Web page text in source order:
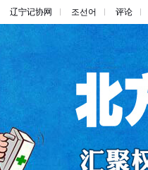
辽宁记协网 조선어 评论